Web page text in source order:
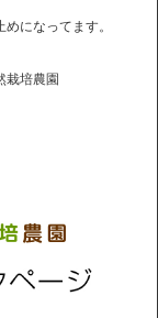
になってます。
栽培農園